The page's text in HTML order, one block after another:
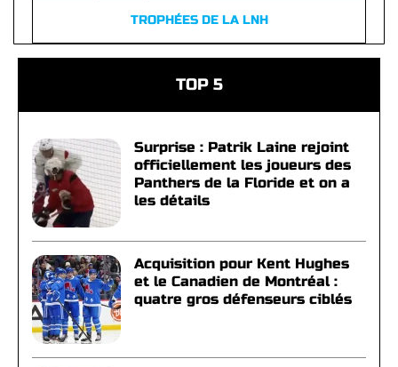
TROPHÉES DE LA LNH
TOP 5
Surprise : Patrik Laine rejoint
officiellement les joueurs des
Panthers de la Floride et on a
les détails
Acquisition pour Kent Hughes
et le Canadien de Montréal :
quatre gros défenseurs ciblés